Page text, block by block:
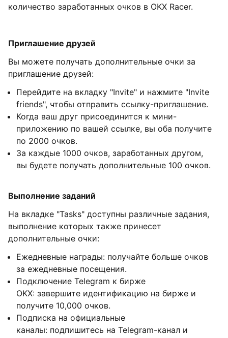
количество заработанных очков в OKX Racer.
Приглашение друзей
Вы можете получать дополнительные очки за
приглашение друзей:
Перейдите на вкладку "Invite" и нажмите "Invite
friends", чтобы отправить ссылку-приглашение.
Когда ваш друг присоединится к мини-
приложению по вашей ссылке, вы оба получите
по 2000 очков.
За каждые 1000 очков, заработанных другом,
вы будете получать дополнительные 100 очков.
Выполнение заданий
На вкладке "Tasks" доступны различные задания,
выполнение которых также принесет
дополнительные очки:
Ежедневные награды: получайте больше очков
за ежедневные посещения.
Подключение Telegram к бирже
OKX: завершите идентификацию на бирже и
получите 10,000 очков.
Подписка на официальные
каналы: подпишитесь на Telegram-канал и